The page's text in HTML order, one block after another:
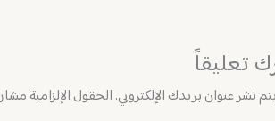
تعليقاً
نشر عنوان بريدك الإلكتروني.الحقول الإلزامية مشار